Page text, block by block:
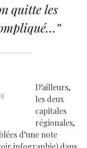
quitte les
D’ailleurs,
les deux
capitales
régionales,
d’une note
infographie) dans